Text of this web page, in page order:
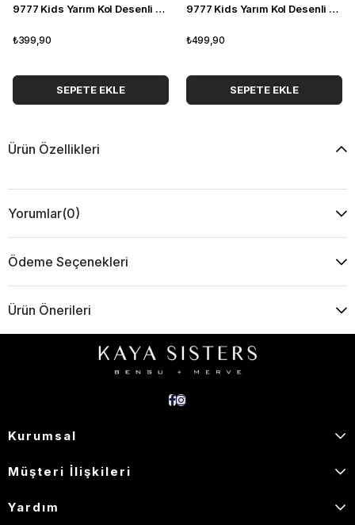
9777 Kids Yarım Kol Desenli Elbise 5-8 Yaş
₺399,90
SEPETE EKLE
9777 Kids Yarım Kol Desenli Elbise 5-8 Yaş
₺499,90
SEPETE EKLE
Ürün Özellikleri
Yorumlar(0)
Ödeme Seçenekleri
Ürün Önerileri
Kurumsal
Müşteri İlişkileri
Yardım